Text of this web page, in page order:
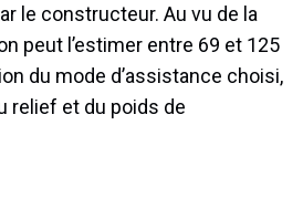
le constructeur. Au vu de la
peut l’estimer entre 69 et 125
du mode d’assistance choisi,
relief et du poids de